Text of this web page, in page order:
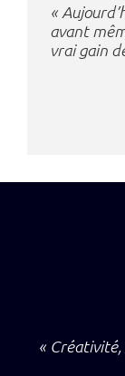
«
avant
vrai gain
«